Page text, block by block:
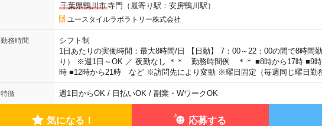
千葉県鴨川市寺門（最寄り駅：安房鴨川駅）
ユースタイルラボラトリー株式会社
勤務時間
シフト制
1日あたりの実働時間：最大8時間/日 【日勤】 7：00～22：00の間で8時間
り） ※週1日～OK ／ 夜勤なし ＊＊ 勤務時間例 ＊＊ ■8時から17時 ■9時
時 ■12時から21時 など ※訪問先により変動 ※曜日固定（毎週同じ曜日勤務
特徴 週1日からOK / 日払いOK / 副業・WワークOK
気になる！ 応募する